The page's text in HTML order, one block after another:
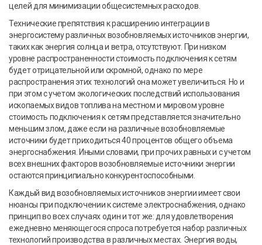
целей для минимизации общесистемных расходов.
Технические препятствия к расширению интеграции в
энергосистему различных возобновляемых источников энергии,
таких как энергия солнца и ветра, отсутствуют. При низком
уровне распространенности стоимость подключения к сетям
будет отрицательной или скромной, однако по мере
распространения этих технологий она может увеличиться. Но и
при этом с учетом экологических последствий использования
ископаемых видов топлива на местном и мировом уровне
стоимость подключения к сетям представляется значительно
меньшим злом, даже если на различные возобновляемые
источники будет приходиться 40 процентов общего объема
энергоснабжения. Иными словами, при прочих равных и с учетом
всех внешних факторов возобновляемые источники энергии
остаются принципиально конкурентоспособными.
Каждый вид возобновляемых источников энергии имеет свои
нюансы при подключении к системе электроснабжения, однако
принцип во всех случаях один и тот же: для удовлетворения
ежедневно меняющегося спроса потребуется набор различных
технологий производства в различных местах. Энергия воды,